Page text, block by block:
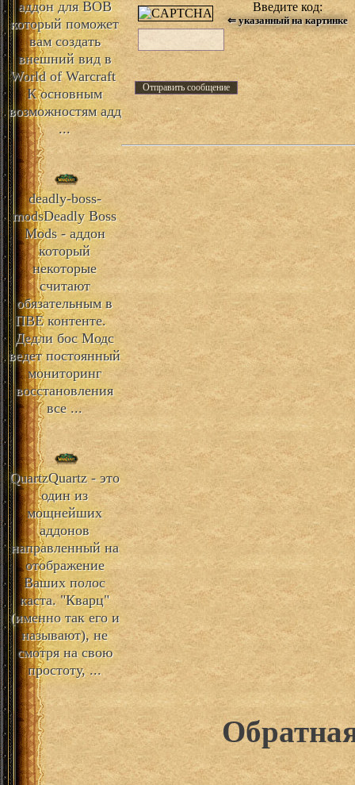
аддон для ВОВ
который поможет
вам создать
внешний вид в
World of Warcraft
К основным
возможностям адд
...
deadly-boss-
modsDeadly Boss
Mods - аддон
который
некоторые
считают
обязательным в
ПВЕ контенте.
Дедли бос Модс
ведет постоянный
мониторинг
восстановления
все ...
QuartzQuartz - это
один из
мощнейших
аддонов
направленный на
отображение
Ваших полос
каста. "Кварц"
(именно так его и
называют), не
смотря на свою
простоту, ...
Введите код:
⇐ указанный на картинке